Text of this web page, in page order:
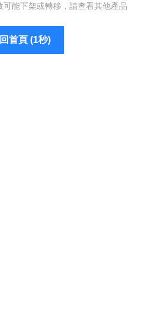
能下架或轉移，請查看其他產品
首頁 (1秒)